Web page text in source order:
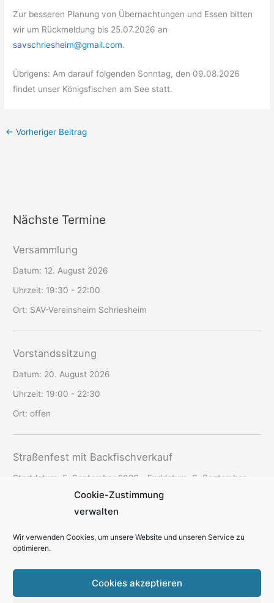
Cookie-Zustimmung
verwalten
Wir verwenden Cookies, um unsere Website und unseren Service zu
optimieren.
Cookies akzeptieren
Zur besseren Planung von Übernachtungen und Essen bitten
wir um Rückmeldung bis 25.07.2026 an
savschriesheim@gmail.com.
Übrigens: Am darauf folgenden Sonntag, den 09.08.2026
findet unser Königsfischen am See statt.
← Vorheriger Beitrag
Nächste Termine
Versammlung
Datum: 12. August 2026
Uhrzeit: 19:30 - 22:00
Ort: SAV-Vereinsheim Schriesheim
Vorstandssitzung
Datum: 20. August 2026
Uhrzeit: 19:00 - 22:30
Ort:offen
Straßenfest mit Backfischverkauf
Startdatum: 5. September 2026 - Enddatum: 6. September
10:30 - 16:00
Ort:Schriesheim, Oberstadt